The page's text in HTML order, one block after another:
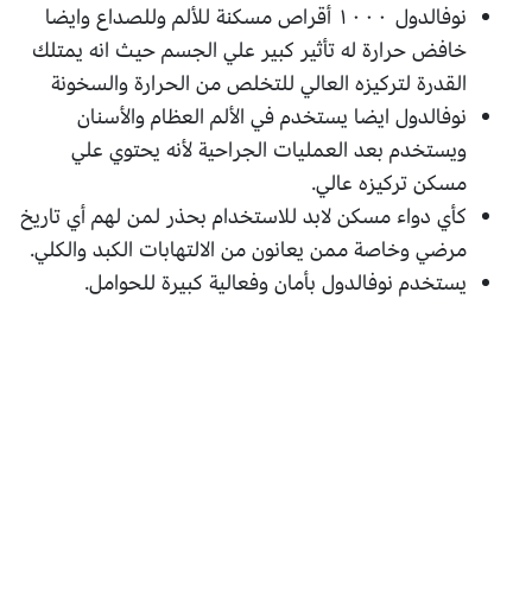
نوفالدول ١٠٠٠ أقراص مسكنة للألم وللصداع وايضا
خافض حرارة له تأثير كبير علي الجسم حيث انه يمتلك
القدرة لتركيزه العالي للتخلص من الحرارة والسخونة
نوفالدول ايضا يستخدم في الألم العظام والأسنان
ويستخدم بعد العمليات الجراحية لأنه يحتوي علي
مسكن تركيزه عالي.
كأي دواء مسكن لابد للاستخدام بحذر لمن لهم أي تاريخ
مرضي وخاصة ممن يعانون من الالتهابات الكبد والكلي.
يستخدم نوفالدول بأمان وفعالية كبيرة للحوامل.